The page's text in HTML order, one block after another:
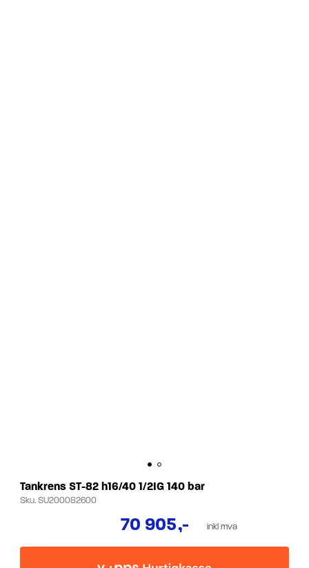
Tankrens ST-82 h16/40 1/2IG 140 bar
Sku.SU200082600
70 905,- inkl mva